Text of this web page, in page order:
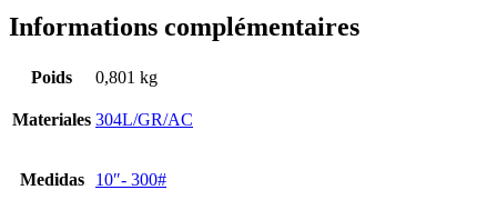
Informations complémentaires
Poids 0,801 kg
Materiales 304L/GR/AC
Medidas 10″- 300#